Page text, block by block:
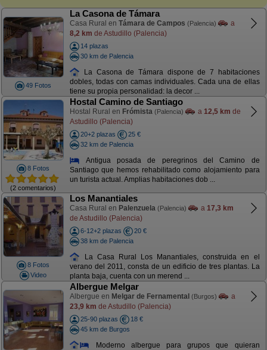
49 Fotos
La Casona de Támara
Casa Rural en Támara de Campos (Palencia)
a
8,2 km de Astudillo (Palencia)
14 plazas
30 km de Palencia
La Casona de Támara dispone de 7 habitaciones
dobles, todas con camas individuales. Cada una de ellas
tiene su propia personalidad: la decor ...
8 Fotos
(2 comentarios)
Hostal Camino de Santiago
Hostal Rural en Frómista (Palencia) a 12,5 km de
Astudillo (Palencia)
20+2 plazas
25 €
32 km de Palencia
Antigua posada de peregrinos del Camino de
Santiago que hemos rehabilitado como alojamiento para
un turista actual. Amplias habitaciones dob ...
8 Fotos
Video
Los Manantiales
Casa Rural en Palenzuela (Palencia) a 17,3 km
de Astudillo (Palencia)
6-12+2 plazas
20 €
38 km de Palencia
La Casa Rural Los Manantiales, construida en el
verano del 2011, consta de un edificio de tres plantas. La
planta baja, cuenta con un merend ...
Albergue Melgar
Albergue en Melgar de Fernamental (Burgos)
a
23,9 km de Astudillo (Palencia)
25-90 plazas
18 €
45 km de Burgos
Moderno albergue para grupos que quieran